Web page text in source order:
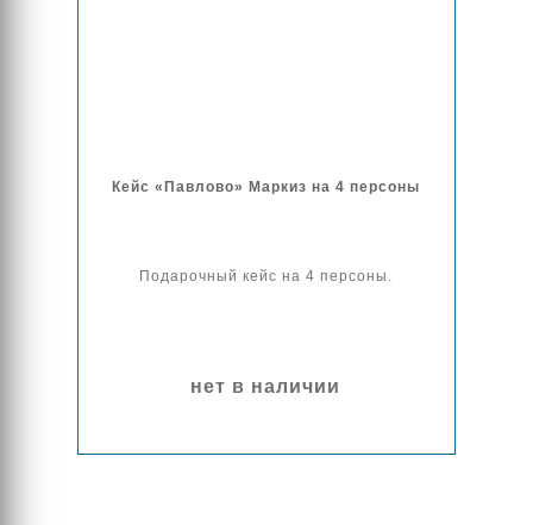
Кейс «Павлово» Маркиз на 4 персоны
Подарочный кейс на 4 персоны.
нет в наличии